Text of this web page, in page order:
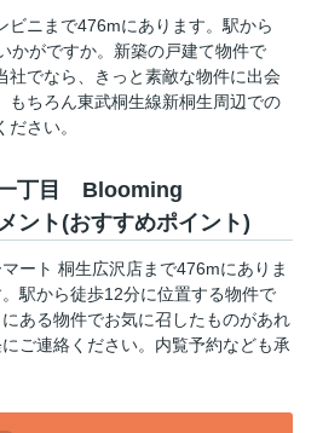
ビニまで476mにあります。駅から
かがですか。新築の戸建て物件で
社でなら、きっと素敵な物件に出会
もちろん東武桐生線新桐生周辺での
さい。
丁目 Blooming
ト(おすすめポイント)
ート 桐生広沢店まで476mにありま
駅から徒歩12分に位置する物件で
ある物件でお気に召したものがあれ
ご連絡ください。内覧予約なども承